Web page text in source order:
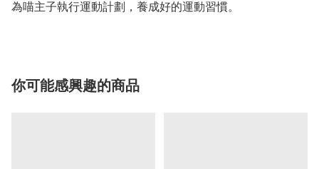
為喵主子執行運動計劃，養成好的運動習慣。
你可能感興趣的商品